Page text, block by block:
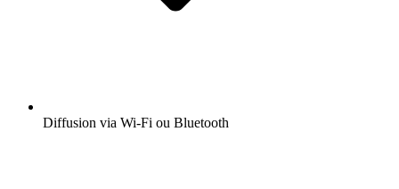
Diffusion via Wi-Fi ou Bluetooth